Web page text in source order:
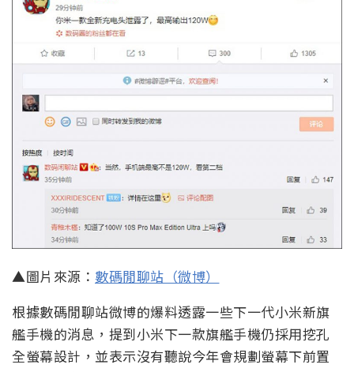
▲圖片來源：
根據數碼閒聊站微博的爆料透露一些下一代小米新旗
艦手機的消息，提到小米下一款旗艦手機仍採用挖孔
全螢幕設計，並表示沒有聽說今年會規劃螢幕下前置
數碼閒聊站也暗示小米新旗艦將配備 16GB RAM 記憶
體，不過這款新機將是小米的全新系列產品線而非歸
納在 MIX 系列，有網友推測這可能是小米 10 Pro 的大
尺寸版本。